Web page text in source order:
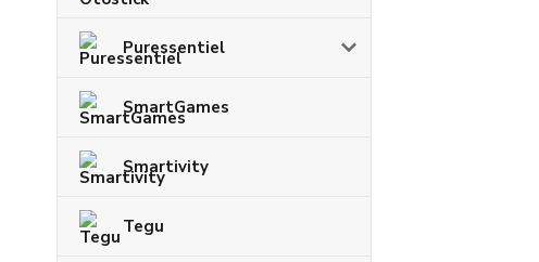
Puressentiel
SmartGames
Smartivity
Tegu